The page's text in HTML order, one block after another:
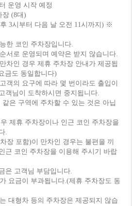
운영 시작 예정
장 (8대)
3시부터 다음 날 오전 11시까지) ※
한 코인 주차장입니다.
서로 운영되며 예약은 받지 않습니다.
차인 경우 제휴 주차장 안내가 제공됩
금도 동일합니다)
객의 요구에 따라 몇 번이라도 출입이
객님이 도착하시면 중지됩니다.
은 구역에 주차할 수 있는 것은 아닙
제휴 주차장이나 인근 코인 주차장을
.
장 포함)이 만차인 경우는 불편을 끼
근 코인 주차장을 이용해 주시기 바랍
은 고객님 부담입니다.
요금이 부과됩니다.(제휴 주차장도 동
대형차 등의 주차장은 제공되지 않습